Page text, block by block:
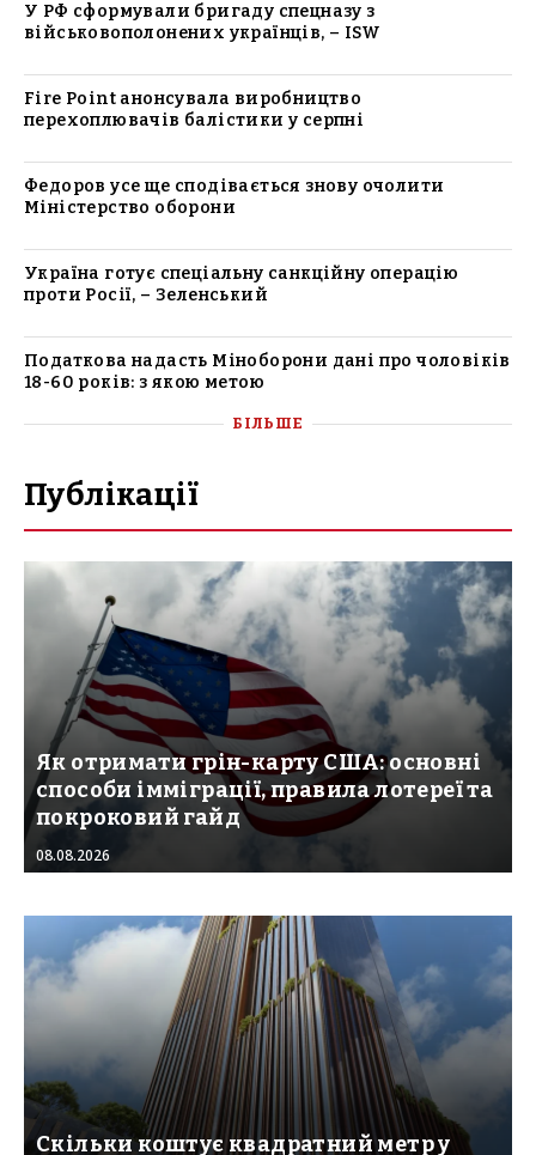
У РФ сформували бригаду спецназу з
військовополонених українців, – ISW
Fire Point анонсувала виробництво
перехоплювачів балістики у серпні
Федоров усе ще сподівається знову очолити
Міністерство оборони
Україна готує спеціальну санкційну операцію
проти Росії, – Зеленський
Податкова надасть Міноборони дані про чоловіків
18-60 років: з якою метою
БІЛЬШЕ
Публікації
Як отримати грін-карту США: основні
способи імміграції, правила лотереї та
покроковий гайд
08.08.2026
Скільки коштує квадратний метр у